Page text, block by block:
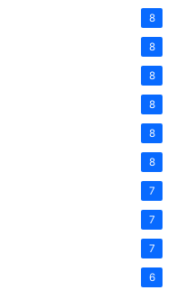
8
8
8
8
8
8
7
7
7
6